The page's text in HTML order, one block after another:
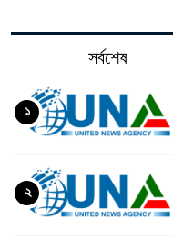
সর্বশেষ
১
২